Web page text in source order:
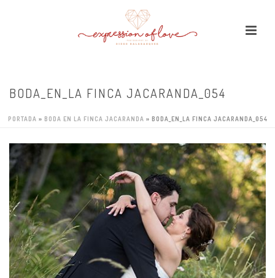
BODA_EN_LA FINCA JACARANDA_054
PORTADA » BODA EN LA FINCA JACARANDA » BODA_EN_LA FINCA JACARANDA_054